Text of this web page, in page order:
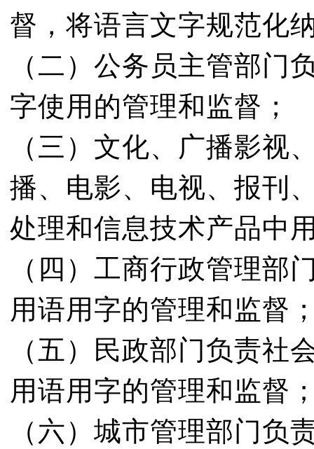
督，将语言文字规范化
（二）公务员主管部门
字使用的管理和监督；
（三）文化、广播影视
播、电影、电视、报刊
处理和信息技术产品中
（四）工商行政管理部
用语用字的管理和监督
（五）民政部门负责社
用语用字的管理和监督
（六）城市管理部门负